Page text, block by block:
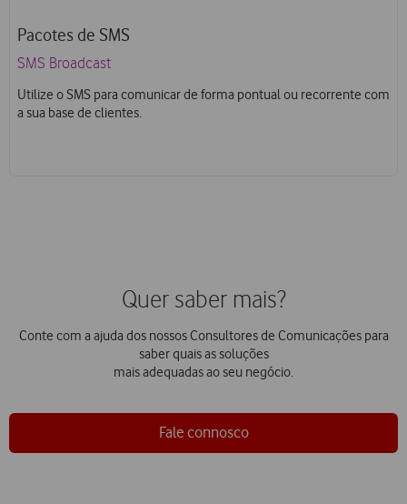
Pacotes de SMS
SMS Broadcast
Utilize o SMS para comunicar de forma pontual ou recorrente com
a sua base de clientes.
Quer saber mais?
Conte com a ajuda dos nossos Consultores de Comunicações para
saber quais as soluções
mais adequadas ao seu negócio.
Fale connosco